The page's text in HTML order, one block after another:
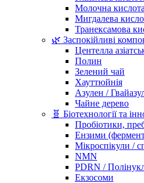
Молочна кислота
Мигдалева
Транексамова
🌿 Заспокійливі
Центелла
Полин
Зелений чай
Хауттюйнія
Азулен /
Чайне дерево
🧬 Біотехнології та
Пробіотики,
Ензими
Мікроспікули /
NMN
PDRN /
Екзосоми